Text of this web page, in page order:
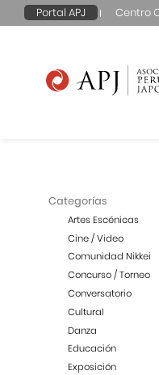
Portal APJ Centro
Categorías
Artes Escénicas
Cine / Video
Comunidad Nikkei
Concurso / Torneo
Conversatorio
Cultural
Danza
Educación
Exposición